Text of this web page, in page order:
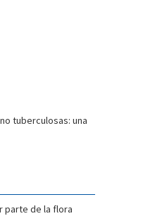
tuberculosas: una
parte de la flora